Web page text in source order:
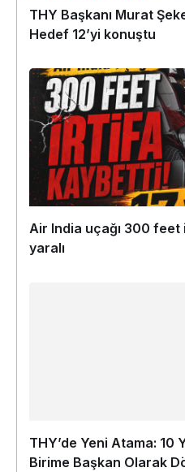
THY Başkanı Murat
Hedef 12’yi konuştu
Air India uçağı 300
yaralı
THY’de Yeni Atama: 10
Birime Başkan Olarak